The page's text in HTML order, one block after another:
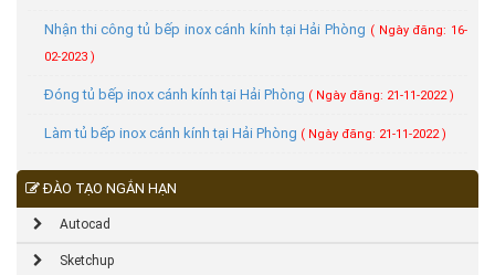
​​​​​​​Nhận thi công tủ bếp inox cánh kính tại Hải Phòng ( Ngày đăng: 16-
02-2023 )
Đóng tủ bếp inox cánh kính tại Hải Phòng ( Ngày đăng: 21-11-2022 )
Làm tủ bếp inox cánh kính tại Hải Phòng ( Ngày đăng: 21-11-2022 )
ĐÀO TẠO NGẮN HẠN
Autocad
Sketchup